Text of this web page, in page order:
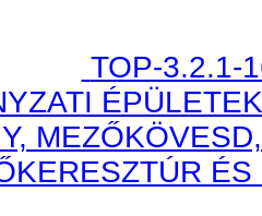
TOP-3.2.1-